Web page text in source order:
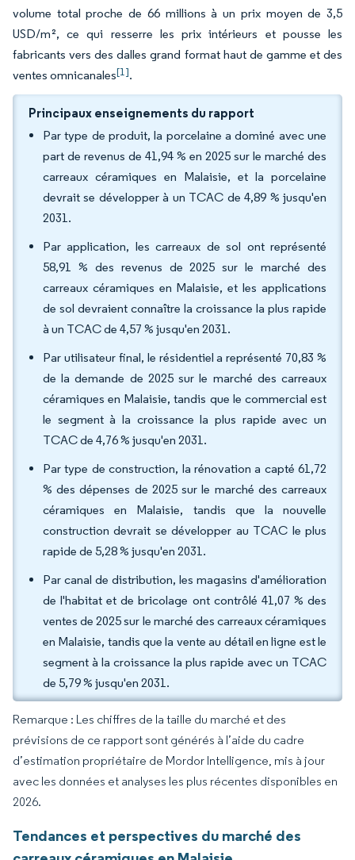
volume total proche de 66 millions à un prix moyen de 3,5
USD/m², ce qui resserre les prix intérieurs et pousse les
fabricants vers des dalles grand format haut de gamme et des
ventes omnicanales[1].
Principaux enseignements du rapport
Par type de produit, la porcelaine a dominé avec une
part de revenus de 41,94 % en 2025 sur le marché des
carreaux céramiques en Malaisie, et la porcelaine
devrait se développer à un TCAC de 4,89 % jusqu'en
2031.
Par application, les carreaux de sol ont représenté
58,91 % des revenus de 2025 sur le marché des
carreaux céramiques en Malaisie, et les applications
de sol devraient connaître la croissance la plus rapide
à un TCAC de 4,57 % jusqu'en 2031.
Par utilisateur final, le résidentiel a représenté 70,83 %
de la demande de 2025 sur le marché des carreaux
céramiques en Malaisie, tandis que le commercial est
le segment à la croissance la plus rapide avec un
TCAC de 4,76 % jusqu'en 2031.
Par type de construction, la rénovation a capté 61,72
% des dépenses de 2025 sur le marché des carreaux
céramiques en Malaisie, tandis que la nouvelle
construction devrait se développer au TCAC le plus
rapide de 5,28 % jusqu'en 2031.
Par canal de distribution, les magasins d'amélioration
de l'habitat et de bricolage ont contrôlé 41,07 % des
ventes de 2025 sur le marché des carreaux céramiques
en Malaisie, tandis que la vente au détail en ligne est le
segment à la croissance la plus rapide avec un TCAC
de 5,79 % jusqu'en 2031.
Remarque : Les chiffres de la taille du marché et des
prévisions de ce rapport sont générés à l’aide du cadre
d’estimation propriétaire de Mordor Intelligence, mis à jour
avec les données et analyses les plus récentes disponibles en
2026.
Tendances et perspectives du marché des